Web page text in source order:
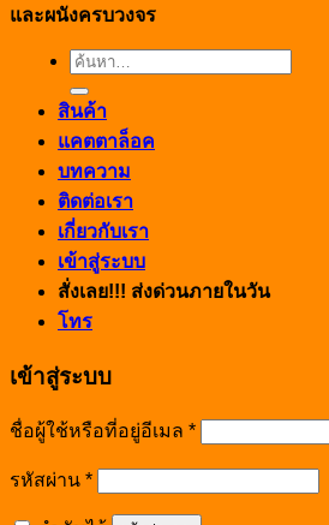
และผนังครบวงจร
ค้นหา:
สินค้า
แคตตาล็อค
บทความ
ติดต่อเรา
เกี่ยวกับเรา
เข้าสู่ระบบ
สั่งเลย!!! ส่งด่วนภายในวัน
โทร
เข้าสู่ระบบ
ชื่อผู้ใช้หรือที่อยู่อีเมล *
รหัสผ่าน *